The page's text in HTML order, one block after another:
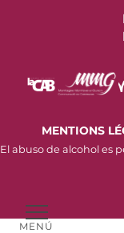
MENÚ
MENTIONS
El abuso de alcohol es